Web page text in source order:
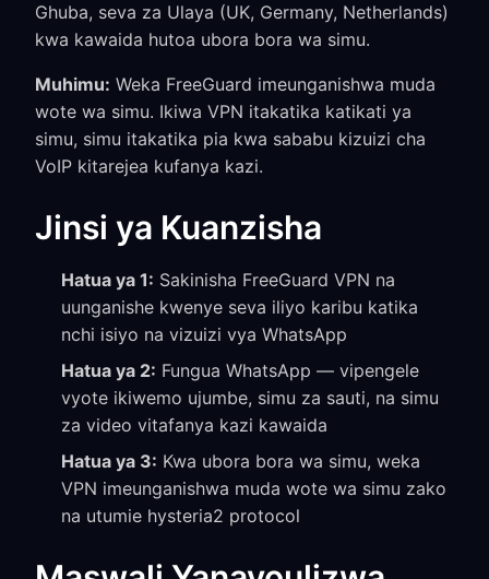
Ghuba, seva za Ulaya (UK, Germany, Netherlands)
kwa kawaida hutoa ubora bora wa simu.
Muhimu: Weka FreeGuard imeunganishwa muda
wote wa simu. Ikiwa VPN itakatika katikati ya
simu, simu itakatika pia kwa sababu kizuizi cha
VoIP kitarejea kufanya kazi.
Jinsi ya Kuanzisha
Hatua ya 1: Sakinisha FreeGuard VPN na
uunganishe kwenye seva iliyo karibu katika
nchi isiyo na vizuizi vya WhatsApp
Hatua ya 2: Fungua WhatsApp — vipengele
vyote ikiwemo ujumbe, simu za sauti, na simu
za video vitafanya kazi kawaida
Hatua ya 3: Kwa ubora bora wa simu, weka
VPN imeunganishwa muda wote wa simu zako
na utumie hysteria2 protocol